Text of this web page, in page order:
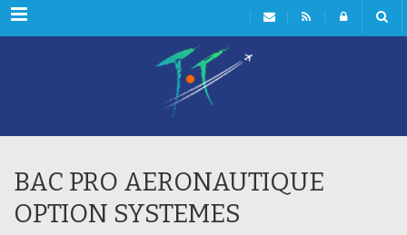
Menu
BAC PRO AERONAUTIQUE
OPTION SYSTEMES